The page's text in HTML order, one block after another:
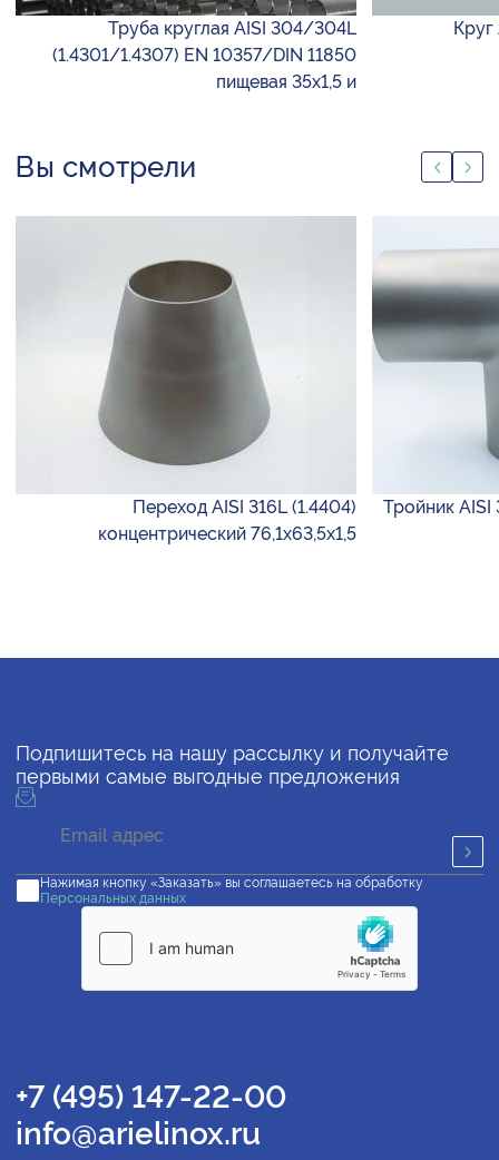
Труба круглая AISI 304/304L
(1.4301/1.4307) EN 10357/DIN 11850
пищевая 35х1,5 и
Круг
Вы смотрели
Переход AISI 316L (1.4404)
концентрический 76,1х63,5х1,5
Тройник
Подпишитесь на нашу рассылку и получайте
первыми самые выгодные предложения
Нажимая кнопку «Заказать» вы соглашаетесь на обработку
Персональных данных
+7 (495) 147-22-00
info@arielinox.ru